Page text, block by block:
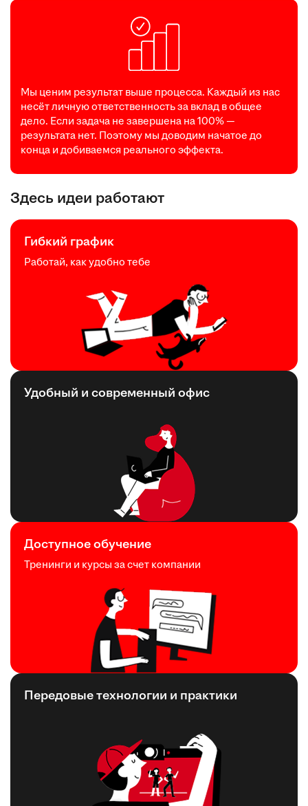
Мы ценим результат выше процесса. Каждый из нас
несёт личную ответственность за вклад в общее
дело. Если задача не завершена на 100% —
результата нет. Поэтому мы доводим начатое до
конца и добиваемся реального эффекта.
Здесь идеи работают
Гибкий график
Работай, как удобно тебе
Удобный и современный офис
Доступное обучение
Тренинги и курсы за счет компании
Передовые технологии и практики